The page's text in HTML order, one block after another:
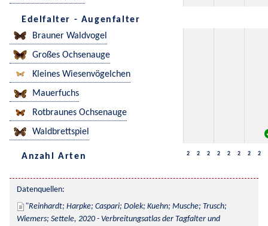
Edelfalter - Augenfalter
Brauner Waldvogel
Großes Ochsenauge
Kleines Wiesenvögelchen
Mauerfuchs
Rotbraunes Ochsenauge
Waldbrettspiel
Anzahl Arten 2 2 2 2 2 2 2 2
Datenquellen:
Reinhardt; Harpke; Caspari; Dolek; Kuehn; Musche; Trusch;
Wiemers; Settele, 2020 - Verbreitungsatlas der Tagfalter und